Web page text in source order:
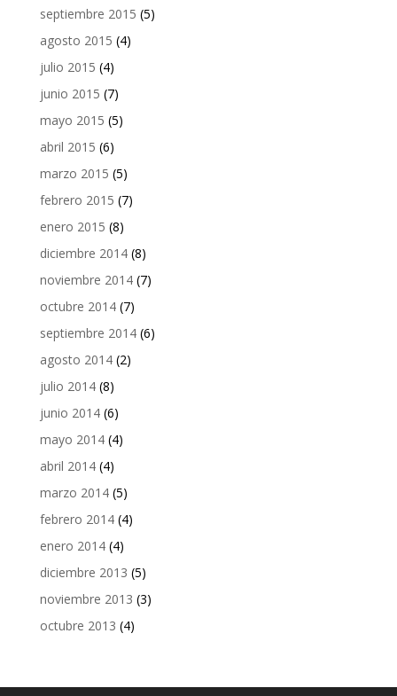
septiembre 2015 (5)
agosto 2015 (4)
julio 2015 (4)
junio 2015 (7)
mayo 2015 (5)
abril 2015 (6)
marzo 2015 (5)
febrero 2015 (7)
enero 2015 (8)
diciembre 2014(8)
noviembre 2014(7)
octubre 2014(7)
septiembre 2014(6)
agosto 2014(2)
julio 2014(8)
junio 2014(6)
mayo 2014(4)
abril 2014(4)
marzo 2014(5)
febrero 2014(4)
enero 2014(4)
diciembre 2013 (5)
noviembre 2013 (3)
octubre 2013 (4)